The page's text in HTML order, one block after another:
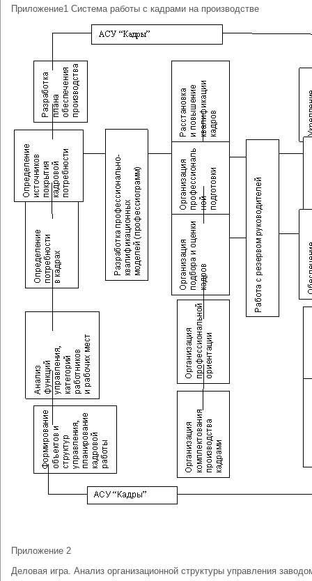
Приложение1 Система работы с кадрами на производстве
Приложение 2
Деловая игра. Анализ организационной структуры управления